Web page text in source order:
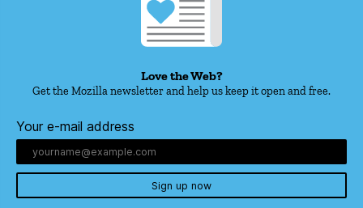
Love the Web?
Get the Mozilla newsletter and help us keep it open and free.
Your e-mail address
Sign up now